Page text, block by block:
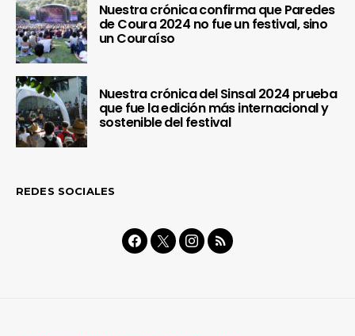
Nuestra crónica confirma que Paredes
de Coura 2024 no fue un festival, sino
un Couraíso
Nuestra crónica del Sinsal 2024 prueba
que fue la edición más internacional y
sostenible del festival
REDES SOCIALES